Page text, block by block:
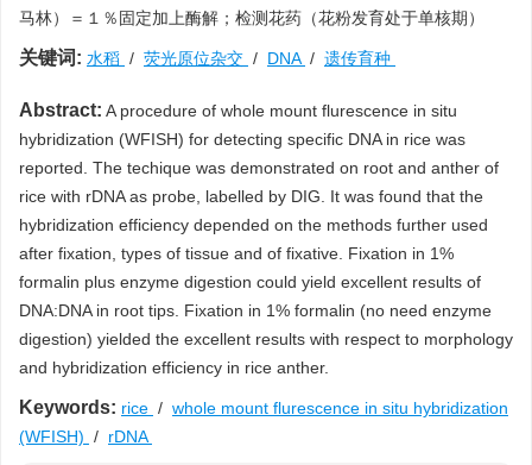
马林）＝１％固定加上酶解；检测花药（花粉发育处于单核期）
关键词: 水稻 / 荧光原位杂交 / DNA / 遗传育种
Abstract: A procedure of whole mount flurescence in situ
hybridization (WFISH) for detecting specific DNA in rice was
reported. The techique was demonstrated on root and anther of
rice with rDNA as probe, labelled by DIG. It was found that the
hybridization efficiency depended on the methods further used
after fixation, types of tissue and of fixative. Fixation in 1%
formalin plus enzyme digestion could yield excellent results of
DNA:DNA in root tips. Fixation in 1% formalin (no need enzyme
digestion) yielded the excellent results with respect to morphology
and hybridization efficiency in rice anther.
Keywords: rice / whole mount flurescence in situ hybridization
(WFISH) / rDNA